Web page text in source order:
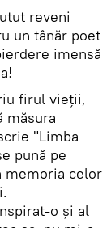
reveni
un tânăr poet
imensă
firul vieţii,
măsura
"Limba
pună pe
memoria celor
o şi al